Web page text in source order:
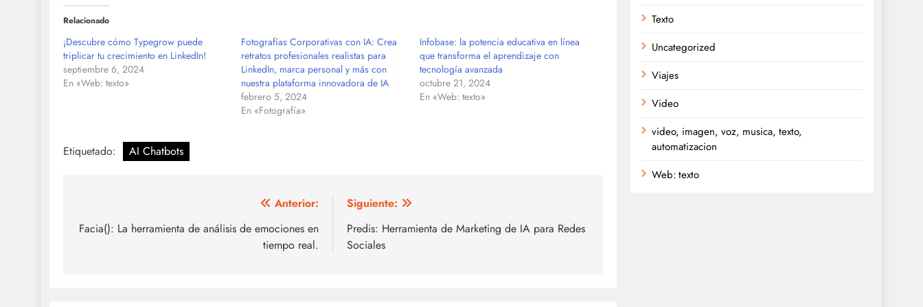
Relacionado
¡Descubre cómo Typegrow puede
triplicar tu crecimiento en LinkedIn!
septiembre 6, 2024
En «Web: texto»
Fotografías Corporativas con IA: Crea
retratos profesionales realistas para
LinkedIn, marca personal y más con
nuestra plataforma innovadora de IA
febrero 5, 2024
En «Fotografía»
Infobase: la potencia educativa en línea
que transforma el aprendizaje con
tecnología avanzada
octubre 21, 2024
En «Web: texto»
Etiquetado: AI Chatbots
de
Anterior:
Facia(): La herramienta de análisis de emociones en
tiempo real.
Siguiente:
Predis: Herramienta de Marketing de IA para Redes
Sociales
Texto
Uncategorized
Viajes
Video
video, imagen, voz, musica, texto,
automatizacion
Web: texto